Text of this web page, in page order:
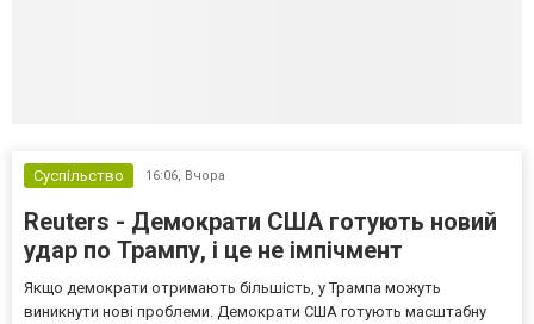
Суспільство 16:06, Вчора
Reuters - Демократи США готують новий
удар по Трампу, і це не імпічмент
Якщо демократи отримають більшість, у Трампа можуть
виникнути нові проблеми. Демократи США готують масштабну